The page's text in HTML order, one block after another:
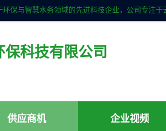
保科技有限公司
供应商机 企业视频